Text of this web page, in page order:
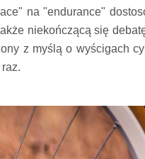
na "endurance"
niekończącą się
z myślą o wyścigach